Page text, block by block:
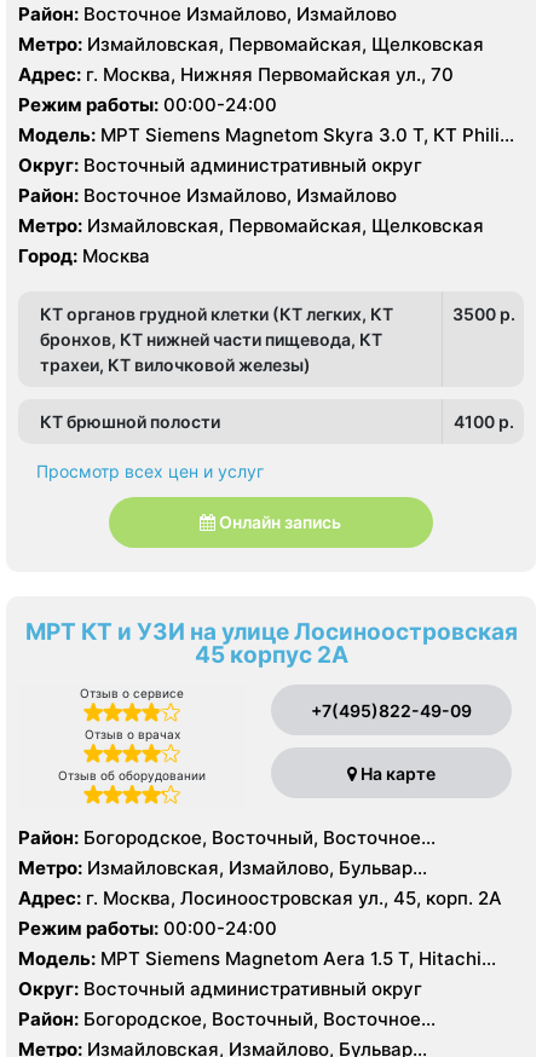
Район: Восточное Измайлово, Измайлово
Метро: Измайловская, Первомайская, Щелковская
Адрес: г. Москва, Нижняя Первомайская ул., 70
Режим работы: 00:00-24:00
Модель: МРТ Siemens Magnetom Skyra 3.0 Т, КТ Philips
Brilliance CT 64 среза, КТ Siemens Somatom Definition
128 срезов, УЗИ
Округ: Восточный административный округ
Район: Восточное Измайлово, Измайлово
Метро: Измайловская, Первомайская, Щелковская
Город: Москва
КТ органов грудной клетки (КТ легких, КТ
бронхов, КТ нижней части пищевода, КТ
трахеи, КТ вилочковой железы)
3500 p.
КТ брюшной полости 4100 p.
Просмотр всех цен и услуг
Онлайн запись
МРТ КТ и УЗИ на улице Лосиноостровская
45 корпус 2А
Отзыв о сервисе
Отзыв о врачах
Отзыв об оборудовании
+7(495)822-49-09
На карте
Район: Богородское, Восточный, Восточное
Измайлово, Гольяново, Измайлово, Метрогородок,
Северное Измайлово, Соколиная Гора, Сокольники
Метро: Измайловская, Измайлово, Бульвар
Рокоссовского, Белокаменная , Локомотив ,
Партизанская, Первомайская, Преображенская
площадь, Ростокино, Семеновская, Соколиная гора,
Сокольники, Черкизовская, Щелковская,
Электрозаводская
Адрес: г. Москва, Лосиноостровская ул., 45, корп. 2А
Режим работы: 00:00-24:00
Модель: МРТ Siemens Magnetom Aera 1.5 T, Hitachi
Aperto 0.4 Т, КТ Philips Brilliance CT 64 среза, УЗИ
Округ: Восточный административный округ
Район: Богородское, Восточный, Восточное
Измайлово, Гольяново, Измайлово, Метрогородок,
Метро: Измайловская, Измайлово, Бульвар